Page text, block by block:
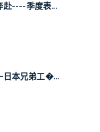
赴----季度表...
本兄弟工�...